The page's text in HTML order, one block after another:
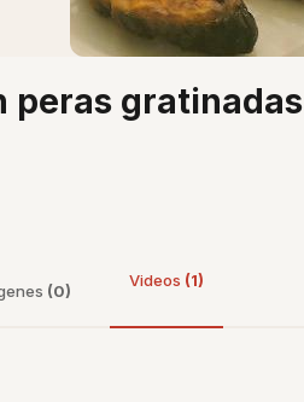
peras gratinadas
(0)
Videos (1)